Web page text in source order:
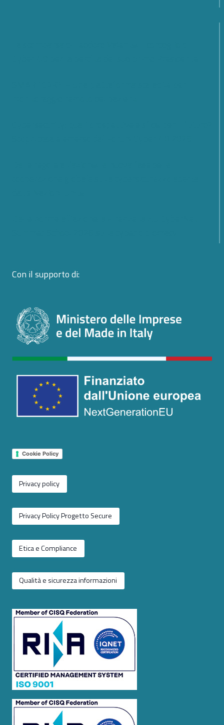
Con il supporto di:
Cookie Policy
Privacy policy
Privacy Policy Progetto Secure
Etica e Compliance
Qualità e sicurezza informazioni